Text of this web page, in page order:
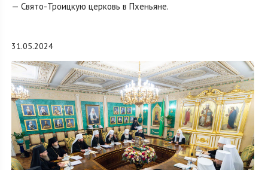
— Свято-Троицкую церковь в Пхеньяне.
31.05.2024